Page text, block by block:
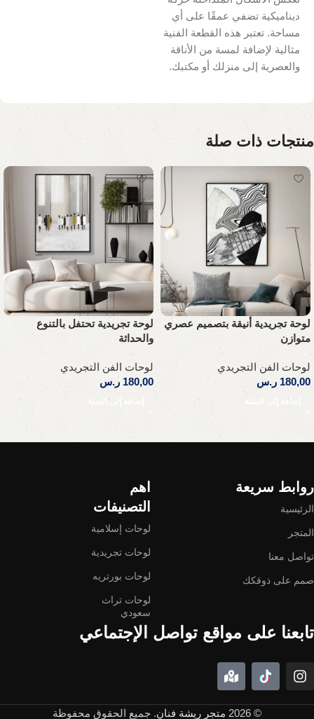
ديناميكية تضفي عمقًا على أي
مساحة. تعتبر هذه القطعة الفنية
مثالية لإضافة لمسة من الأناقة
والعصرية إلى منزلك أو مكتبك.
منتجات ذات صلة
لوحة تجريدية أنيقة بتصميم عصري
متوازن
لوحات الفن التجريدي
180,00 ر.س
إضافة إلى السلة
لوحة تجريدية تحتفل بالتنوع
والحداثة
لوحات الفن التجريدي
180,00 ر.س
إضافة إلى السلة
Read More
روابط سريعة
الرئيسية
المتجر
تواصل معنا
صمم على ذوقكك
اهم
التصنيفات
لوحات إسلامية
لوحات تجريدية
لوحات بورتريه
لوحات تراث
سعودي
تابعنا على مواقع تواصل الإجتماعي
© 2026 متجر ريشة فنان. جميع الحقوق محفوظة